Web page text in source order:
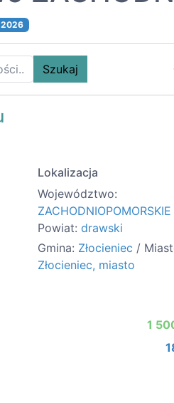
2026
Szukaj
Lokalizacja
Województwo:
ZACHODNIOPOMORSKIE
Powiat: drawski
Gmina: Złocieniec /
Złocieniec, miasto
1